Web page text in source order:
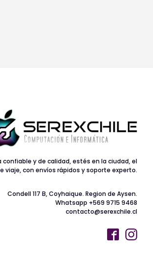
confiable y de calidad, estés en la ciudad, el
viaje, con envíos rápidos y soporte experto.
Condell 117 B, Coyhaique. Region de Aysen.
Whatsapp +569 9715 9468
contacto@serexchile.cl